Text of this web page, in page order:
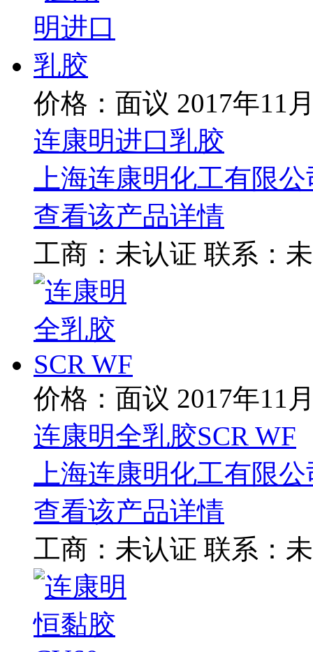
价格：面议 2017年11
连康明进口乳胶
上海连康明化工有限
查看该产品详情
工商： 未认证 联系：
价格：面议 2017年11
连康明全乳胶SCR WF
上海连康明化工有限
查看该产品详情
工商： 未认证 联系：